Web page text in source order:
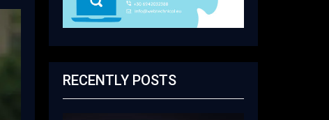
RECENTLY POSTS